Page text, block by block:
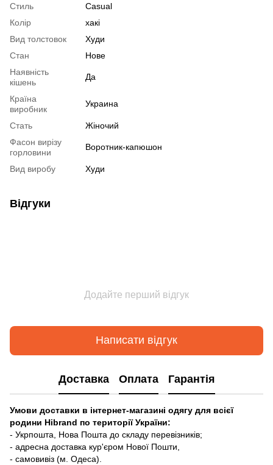
Стиль
Casual
Колір
хакі
Вид толстовок
Худи
Стан
Нове
Наявність
кішень
Да
Країна
виробник
Украина
Стать
Жіночий
Фасон вирізу
горловини
Воротник-капюшон
Вид виробу Худи
Відгуки
Додайте перший відгук
Написати відгук
Доставка Оплата Гарантія
Умови доставки в інтернет-магазині одягу для всієї
родини Hibrand по території України:
- Укрпошта, Нова Пошта до складу перевізників;
- адресна доставка кур'єром Нової Пошти,
- самовивіз (м. Одеса).